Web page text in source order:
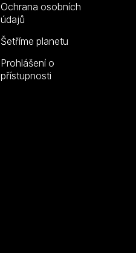
Ochrana osobních
údajů
Šetříme planetu
Prohlášení o
přístupnosti